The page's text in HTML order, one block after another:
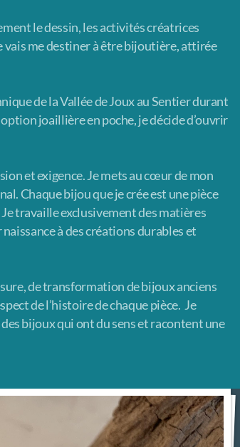
le dessin, les activités créatrices
vais me destiner à être bijoutière, attirée
de la Vallée de Joux au Sentier durant
joaillière en poche, je décide d’ouvrir
et exigence. Je mets au cœur de mon
Chaque bijou que je crée est une pièce
travaille exclusivement des matières
à des créations durables et
de transformation de bijoux anciens
de l’histoire de chaque pièce. Je
bijoux qui ont du sens et racontent une